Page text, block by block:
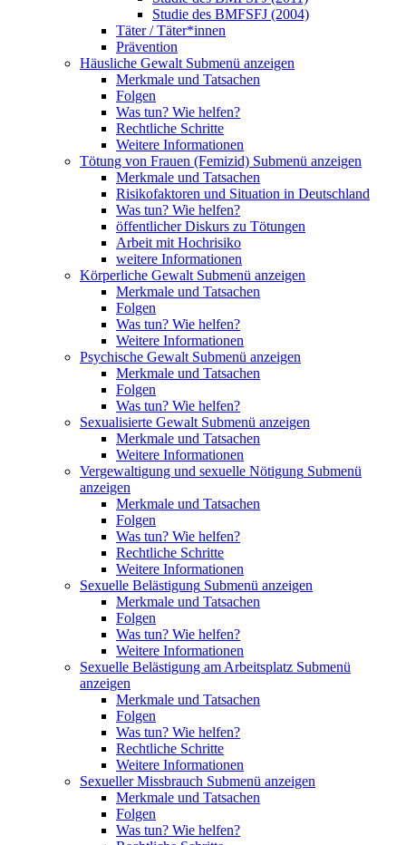
Studie des BMFSFJ (2004)
Täter / Täter*innen
Prävention
Häusliche Gewalt Submenü anzeigen
Merkmale und Tatsachen
Folgen
Was tun? Wie helfen?
Rechtliche Schritte
Weitere Informationen
Tötung von Frauen (Femizid) Submenü anzeigen
Merkmale und Tatsachen
Risikofaktoren und Situation in Deutschland
Was tun? Wie helfen?
öffentlicher Diskurs zu Tötungen
Arbeit mit Hochrisiko
weitere Informationen
Körperliche Gewalt Submenü anzeigen
Merkmale und Tatsachen
Folgen
Was tun? Wie helfen?
Weitere Informationen
Psychische Gewalt Submenü anzeigen
Merkmale und Tatsachen
Folgen
Was tun? Wie helfen?
Sexualisierte Gewalt Submenü anzeigen
Merkmale und Tatsachen
Weitere Informationen
Vergewaltigung und sexuelle Nötigung Submenü
anzeigen
Merkmale und Tatsachen
Folgen
Was tun? Wie helfen?
Rechtliche Schritte
Weitere Informationen
Sexuelle Belästigung Submenü anzeigen
Merkmale und Tatsachen
Folgen
Was tun? Wie helfen?
Weitere Informationen
Sexuelle Belästigung am Arbeitsplatz Submenü
anzeigen
Merkmale und Tatsachen
Folgen
Was tun? Wie helfen?
Rechtliche Schritte
Weitere Informationen
Sexueller Missbrauch Submenü anzeigen
Merkmale und Tatsachen
Folgen
Was tun? Wie helfen?